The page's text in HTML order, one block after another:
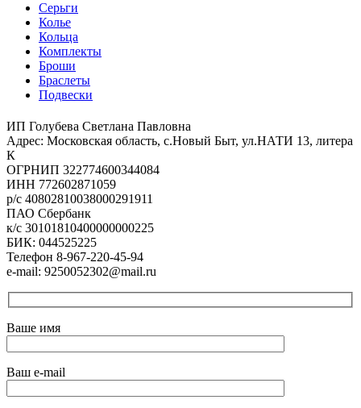
Серьги
Колье
Кольца
Комплекты
Броши
Браслеты
Подвески
ИП Голубева Светлана Павловна
Адрес: Московская область, с.Новый Быт, ул.НАТИ 13, литера
К
ОГРНИП 322774600344084
ИНН 772602871059
р/с 40802810038000291911
ПАО Сбербанк
к/с 30101810400000000225
БИК: 044525225
Телефон 8-967-220-45-94
e-mail: 9250052302@mail.ru
Ваше имя
Ваш e-mail